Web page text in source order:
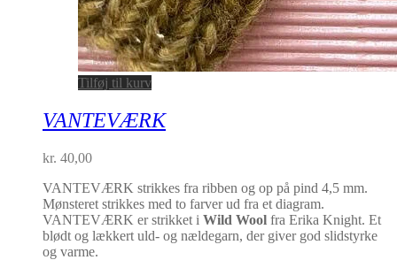
Tilføj til kurv
VANTEVÆRK
kr. 40,00
VANTEVÆRK strikkes fra ribben og op på pind 4,5 mm.
Mønsteret strikkes med to farver ud fra et diagram.
VANTEVÆRK er strikket i Wild Wool fra Erika Knight. Et
blødt og lækkert uld- og nældegarn, der giver god slidstyrke
og varme.